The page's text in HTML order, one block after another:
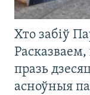
Хто забіў
празь
асноўныя